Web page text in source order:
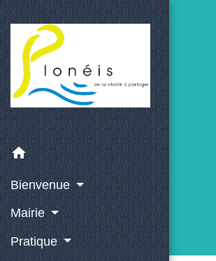
home
Bienvenue
Mairie
Pratique